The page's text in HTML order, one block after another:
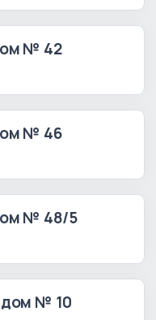
№ 42
№ 46
№ 48/5
№ 10